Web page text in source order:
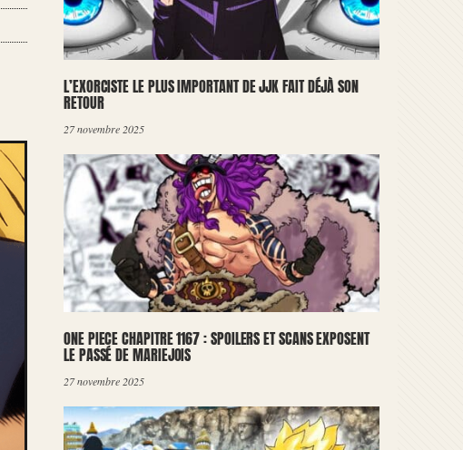
L’EXORCISTE LE PLUS IMPORTANT DE JJK FAIT DÉJÀ SON
RETOUR
27 novembre 2025
ONE PIECE CHAPITRE 1167 : SPOILERS ET SCANS EXPOSENT
LE PASSÉ DE MARIEJOIS
27 novembre 2025